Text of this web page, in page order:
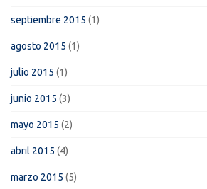
septiembre 2015 (1)
agosto 2015 (1)
julio 2015 (1)
junio 2015 (3)
mayo 2015 (2)
abril 2015 (4)
marzo 2015 (5)